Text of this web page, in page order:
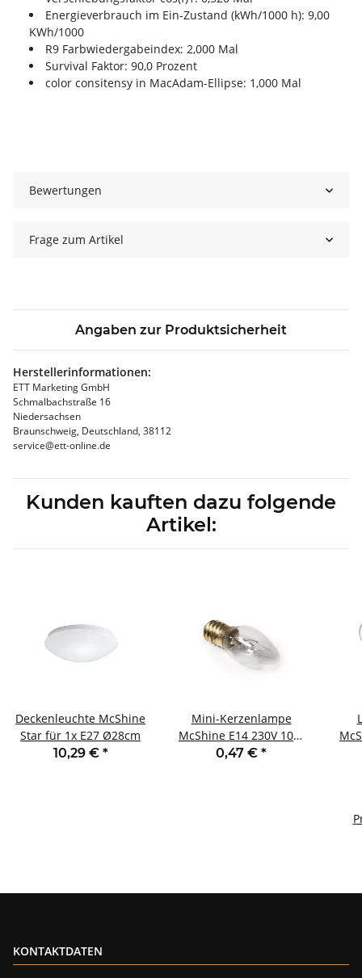
Energieverbrauch im Ein-Zustand (kWh/1000 h): 9,00
KWh/1000
R9 Farbwiedergabeindex: 2,000 Mal
Survival Faktor: 90,0 Prozent
color consitensy in MacAdam-Ellipse: 1,000 Mal
Bewertungen
Frage zum Artikel
Angaben zur Produktsicherheit
Herstellerinformationen:
ETT Marketing GmbH
Schmalbachstraße 16
Niedersachsen
Braunschweig, Deutschland, 38112
service@ett-online.de
Kunden kauften dazu folgende
Artikel:
Deckenleuchte McShine
Star für 1x E27 Ø28cm
10,29 € *
Mini-Kerzenlampe
McShine E14 230V 10W
klar
0,47 € *
KONTAKTDATEN